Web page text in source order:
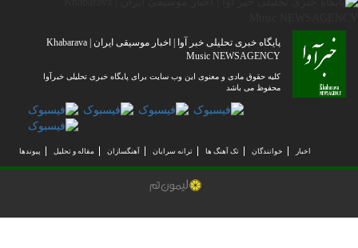
پایگاه خبری تحلیلی خبر آوا | اخبار موسیقی ایران | Khabarava
Music NEWSAGENCY
کلیه حقوق مادی و معنوی این وب سایت برای پایگاه خبری تحلیلی خبرآوا
محفوظ می باشد
خوانندگان تک آهنگ ها ترانه سرایان آهنگسازان مقاله و تحلیل پیوندها